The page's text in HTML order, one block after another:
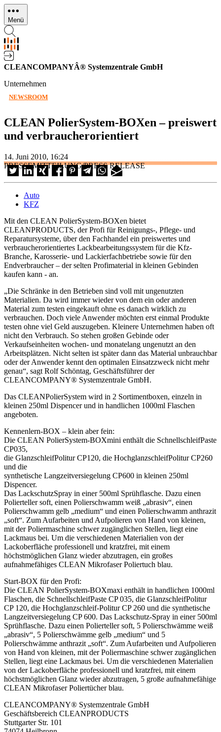
Direkt
zum
Inhalt
Menü
CLEANCOMPANYÂ® Systemzentrale GmbH
Unternehmen
NEWSROOM
CLEAN PolierSystem-BOXen – preiswert
und verbraucherorientiert
14. Juni 2010, 16:24
PRESSEMITTEILUNG/PRESS RELEASE
Auto
KFZ
Mit den CLEAN PolierSystem-BOXen bietet
CLEANPRODUCTS, der Profi für Reinigungs-, Pflege- und
Reparatursysteme, über den Fachhandel ein preiswertes und
verbraucherorientiertes Lackbearbeitungssystem für die Kfz-
Branche, Karosserie- und Lackierfachbetriebe sowie für den
Endverbraucher – der selten Profimaterial in kleinen Gebinden
kaufen kann - an.
„Die Schränke in den Betrieben sind voll mit ungenutzten
Materialien. Da wird immer wieder von dem ein oder anderen
Material zum testen eingekauft ohne es danach wirklich zu
verbrauchen. Doch viele Anwender möchten erst einmal Produkte
testen ohne viel Geld auszugeben. Kleinere Unternehmen haben oft
nicht den Verbrauch. So stehen großen Gebinde oder
Verkaufseinheiten wochen- und monatelang ungenutzt an den
Arbeitsplätzen. Nicht selten ist später dann das Material unbrauchbar
oder der Anwender kennt den optimalen Einsatzzweck nicht mehr
genau“, sagt Rolf Schöntag, Geschäftsführer der
CLEANCOMPANY® Systemzentrale GmbH.
Das CLEANPolierSystem wird in 2 Sortimentboxen, einzeln in
kleinen 250ml Dispencer und in handlichen 1000ml Flaschen
angeboten.
Kennenlern-BOX – klein aber fein:
Die CLEAN PolierSystem-BOXmini enthält die SchnellschleifPaste
CP035,
die GlanzschleifPolitur CP120, die HochglanzschleifPolitur CP260
und die
synthetische Langzeitversiegelung CP600 in kleinen 250ml
Dispencer.
Das LackschutzSpray in einer 500ml Sprühflasche. Dazu einen
Polierteller soft, einen Polierschwamm weiß „abrasiv“, einen
Polierschwamm gelb „medium“ und einen Polierschwamm anthrazit
„soft“. Zum Aufarbeiten und Aufpolieren von Hand von kleinen,
mit der Poliermaschine schwer zugänglichen Stellen, liegt eine
Lackmaus bei. Um die verschiedenen Materialien von der
Lackoberfläche professionell und kratzfrei, mit einem
höchstmöglichen Glanz wieder abzutragen, ein großes
aufnahmefähiges CLEAN Mikrofaser Poliertuch blau.
Start-BOX für den Profi:
Die CLEAN PolierSystem-BOXmaxi enthält in handlichen 1000ml
Flaschen, die SchnellschleifPaste CP 035, die GlanzschleifPolitur
CP 120, die Hochglanzschleif-Politur CP 260 und die synthetische
Langzeitversiegelung CP 600. Das Lackschutz-Spray in einer 500ml
Sprühflasche. Dazu einen Polierteller soft, 5 Polierschwämme weiß
„abrasiv“, 5 Polierschwämme gelb „medium“ und 5
Polierschwämme anthrazit „soft“. Zum Aufarbeiten und Aufpolieren
von Hand von kleinen, mit der Poliermaschine schwer zugänglichen
Stellen, liegt eine Lackmaus bei. Um die verschiedenen Materialien
von der Lackoberfläche professionell und kratzfrei, mit einem
höchstmöglichen Glanz wieder abzutragen, 5 große aufnahmefähige
CLEAN Mikrofaser Poliertücher blau.
CLEANCOMPANY® Systemzentrale GmbH
Geschäftsbereich CLEANPRODUCTS
Stuttgarter Str. 101